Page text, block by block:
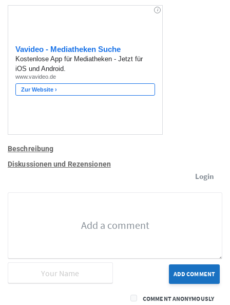
Beschreibung
Diskussionen und Rezensionen
Login
ADD COMMENT
COMMENT ANONYMOUSLY